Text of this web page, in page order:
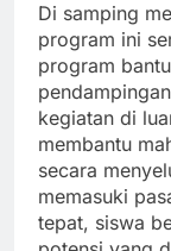
Di samping
program ini
program
kegiatan di
membantu
secara
memasuki
tepat, siswa